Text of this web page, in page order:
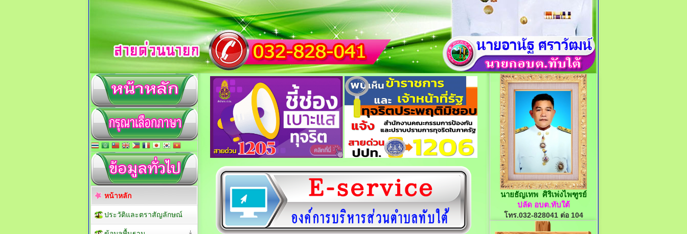
หน้าหลัก
ประวัติและตราสัญลักษณ์
นายธัญเทพ ศิริเพ่งไพฑูรย์
ปลัด อบต.ทับใต้
โทร.032-828041 ต่อ 104